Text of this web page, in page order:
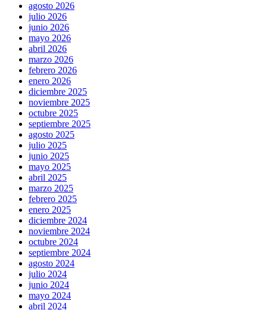
agosto 2026
julio 2026
junio 2026
mayo 2026
abril 2026
marzo 2026
febrero 2026
enero 2026
diciembre 2025
noviembre 2025
octubre 2025
septiembre 2025
agosto 2025
julio 2025
junio 2025
mayo 2025
abril 2025
marzo 2025
febrero 2025
enero 2025
diciembre 2024
noviembre 2024
octubre 2024
septiembre 2024
agosto 2024
julio 2024
junio 2024
mayo 2024
abril 2024